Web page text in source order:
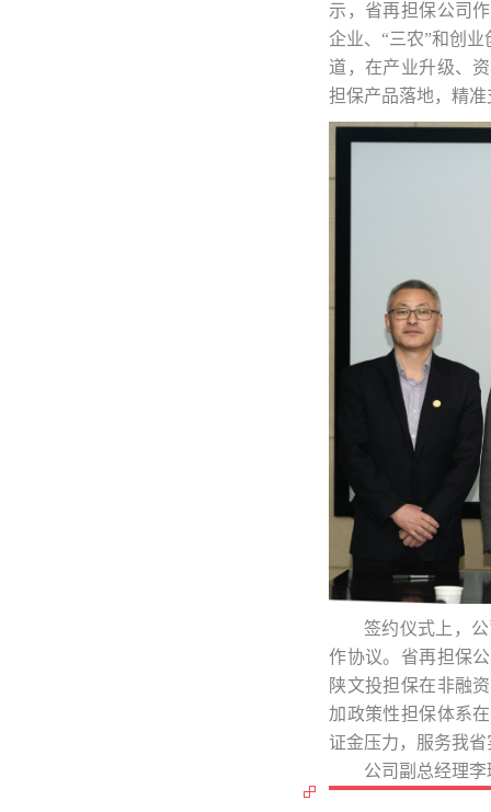
示，省再担保公司
企业、“三农”和创
道，在产业升级、
担保产品落地，精
签约仪式上，
作协议。省再担保
陕文投担保在非融
加政策性担保体系
证金压力，服务我
公司副总经理